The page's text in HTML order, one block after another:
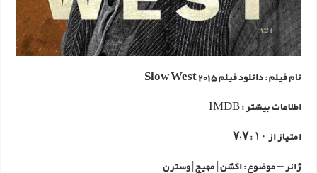
نام فیلم :دانلود فیلم Slow West 2015
اطلاعات بیشتر : IMDB
امتیاز از ۱۰ :
۷٫۷
ژانر – موضوع : اکشن | مهیج | وسترن